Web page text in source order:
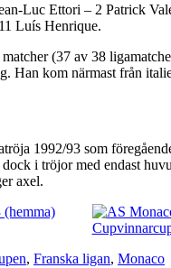
Luc Ettori – 2 Patrick
Luís Henrique.
(37 av 38
Han kom närmast från
1992/93 som
i tröjor med endast
axel.
, Franska ligan, Monaco